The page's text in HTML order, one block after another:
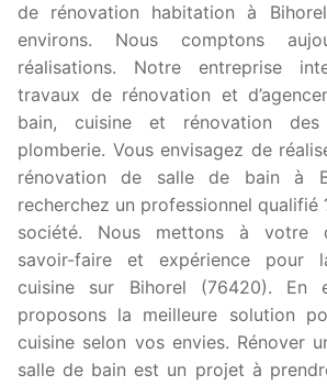
de rénovation habitation à
environs. Nous comptons
réalisations. Notre entreprise
travaux de rénovation et
bain, cuisine et rénovation
plomberie. Vous envisagez de
rénovation de salle de bain à
recherchez un professionnel
société. Nous mettons à votre
savoir-faire et expérience pour
cuisine sur Bihorel (76420). En
proposons la meilleure solution
cuisine selon vos envies. Rénover
salle de bain est un projet à